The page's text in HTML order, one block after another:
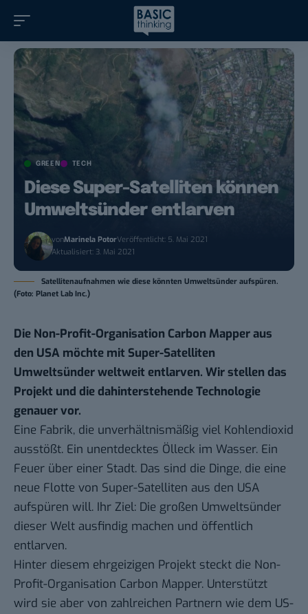
GREEN TECH
Diese Super-Satelliten können
Umweltsünder entlarven
vonMarinela PotorVeröffentlicht: 5. Mai 2021
Aktualisiert: 3. Mai 2021
Satellitenaufnahmen wie diese könnten Umweltsünder aufspüren.
(Foto: Planet Lab Inc.)
Die Non-Profit-Organisation Carbon Mapper aus
den USA möchte mit Super-Satelliten
Umweltsünder weltweit entlarven. Wir stellen das
Projekt und die dahinterstehende Technologie
genauer vor.
Eine Fabrik, die unverhältnismäßig viel Kohlendioxid
ausstößt. Ein unentdecktes Ölleck im Wasser. Ein
Feuer über einer Stadt. Das sind die Dinge, die eine
neue Flotte von Super-Satelliten aus den USA
aufspüren will. Ihr Ziel: Die großen Umweltsünder
dieser Welt ausfindig machen und öffentlich
entlarven.
Hinter diesem ehrgeizigen Projekt steckt die Non-
Profit-Organisation Carbon Mapper. Unterstützt
wird sie aber von zahlreichen Partnern wie dem US-